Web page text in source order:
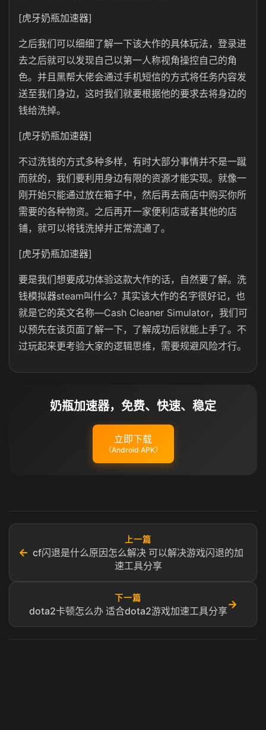
[虎牙奶瓶加速器]
之后我们可以细细了解一下该大作的具体玩法，登录进
去之后就可以发现自己以第一人称视角操控自己的角
色。并且黑帮大佬会通过手机短信的方式将任务内容发
送至我们身边，这时我们就要根据他的要求去将身边的
钱给洗掉。
[虎牙奶瓶加速器]
不过洗钱的方式多种多样，有时大部分事情并不是一蹴
而就的，我们要利用身边有限的资源才能实现。就像一
刚开始只能通过放在箱子中，然后再去商店中购买你所
需要的各种物资。之后再开一家便利店或者其他的店
铺，就可以将钱洗掉并正常流通了。
[虎牙奶瓶加速器]
要是我们想要成功体验这款大作的话，自然要了解。洗
钱模拟器steam叫什么？其实该大作的名字很好记，也
就是它的英文名称—Cash Cleaner Simulator，我们可
以预先在该页面了解一下，了解成功后就能上手了。不
过玩起来更考验大家的逻辑思维，需要规避风险才行。
奶瓶加速器，免费、快速、稳定
立即下载
（Android APK）
←
上一篇
cf闪退是什么原因怎么解决 可以解决游戏闪退的加
速工具分享
下一篇
dota2卡顿怎么办 适合dota2游戏加速工具分享
→